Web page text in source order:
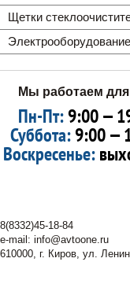
Щетки
Электрооборудование
Мы работаем
Пн-Пт:9:00 —
Суббота:9:00 —
Воскресенье:
8(8332)45-18-84
e-mail: info@avtoone.ru
610000, г. Киров, ул.